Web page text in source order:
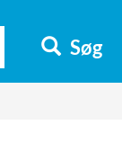
Søg